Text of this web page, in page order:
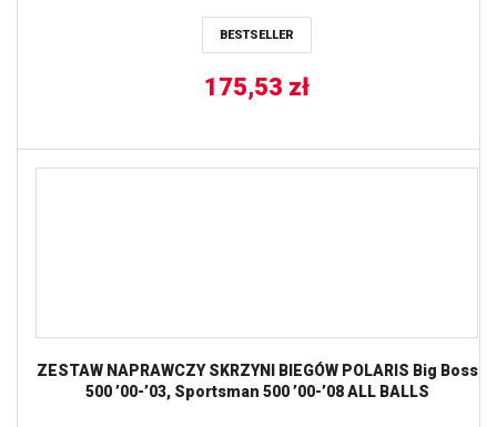
BESTSELLER
175,53 zł
ZESTAW NAPRAWCZY SKRZYNI BIEGÓW POLARIS Big Boss
500 ’00-’03, Sportsman 500 ’00-’08 ALL BALLS